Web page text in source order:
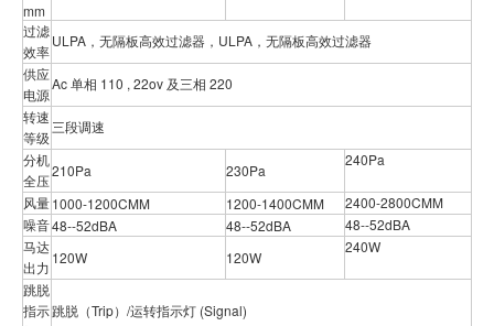
mm
过滤
效率
ULPA，无隔板高效过滤器，ULPA，无隔板高效过滤器
供应
电源
Ac 单相 110 , 22ov 及三相 220
转速
等级
三段调速
分机
全压
210Pa 230Pa
240Pa
风量1000-1200CMM 1200-1400CMM
2400-2800CMM
噪音48--52dBA 48--52dBA
48--52dBA
马达
出力
120W 120W
240W
跳脱
指示跳脱（Trip）/运转指示灯 (Signal)